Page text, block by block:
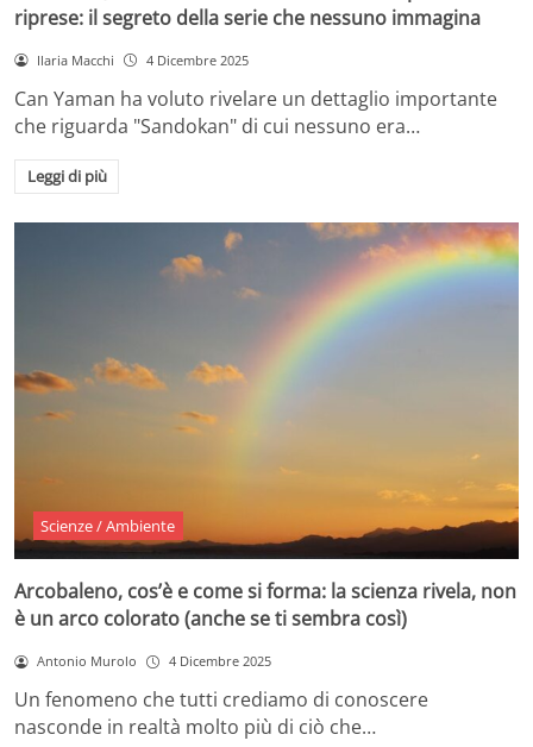
riprese: il segreto della serie che nessuno immagina
Ilaria Macchi 4 Dicembre 2025
Can Yaman ha voluto rivelare un dettaglio importante
che riguarda "Sandokan" di cui nessuno era…
Leggi di più
Scienze / Ambiente
Arcobaleno, cos’è e come si forma: la scienza rivela, non
è un arco colorato (anche se ti sembra così)
Antonio Murolo 4 Dicembre 2025
Un fenomeno che tutti crediamo di conoscere
nasconde in realtà molto più di ciò che…